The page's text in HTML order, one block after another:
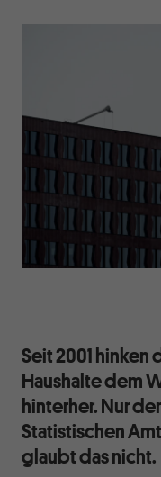
Seit 2001 hinken
Haushalte dem
hinterher. Nur
Statistischen
glaubt das nicht.